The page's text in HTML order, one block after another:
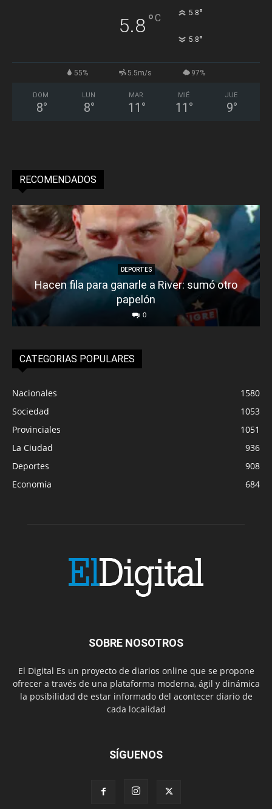
5.8°C 5.8°
5.8°
55% 5.5m/s 97%
DOM
8°
LUN
8°
MAR
11 °
MIÉ
11 °
JUE
9°
RECOMENDADOS
DEPORTES
Hacen fila para ganarle a River: sumó otro
papelón
0
CATEGORIAS POPULARES
Nacionales
1580
Sociedad
1053
Provinciales
1051
La Ciudad
936
Deportes
908
Economía
684
SOBRE NOSOTROS
El Digital Es un proyecto de diarios online que se propone
ofrecer a través de una plataforma moderna, ágil y dinámica
la posibilidad de estar informado del acontecer diario de
cada localidad
SÍGUENOS